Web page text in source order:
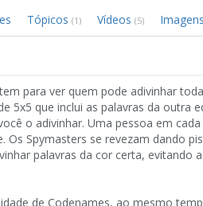
Tópicos (1) Vídeos (5) Imagens
para ver quem pode adivinhar
5x5 que inclui as palavras da outra
o adivinhar. Uma pessoa em
Os Spymasters se revezam dando
palavras da cor certa, evitando
de Codenames, ao mesmo